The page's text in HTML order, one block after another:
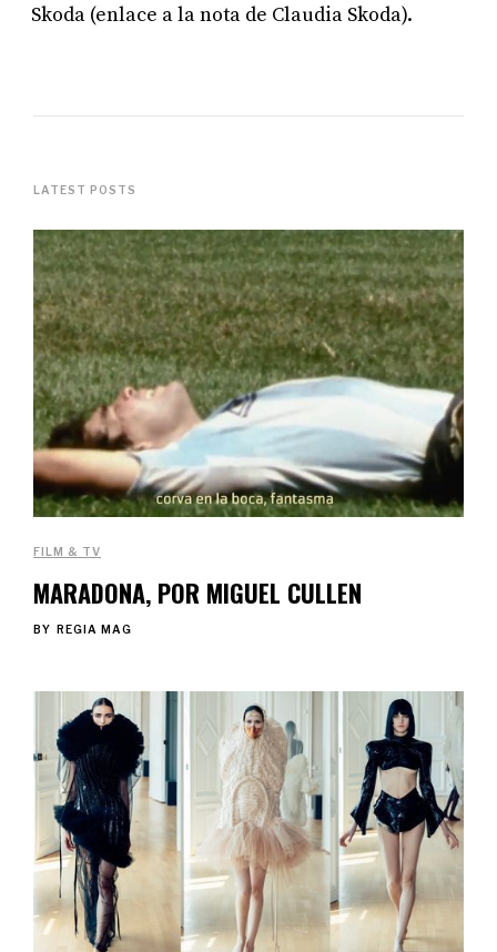
Skoda (enlace a la nota de Claudia Skoda).
LATEST POSTS
FILM & TV
MARADONA, POR MIGUEL CULLEN
BY REGIA MAG